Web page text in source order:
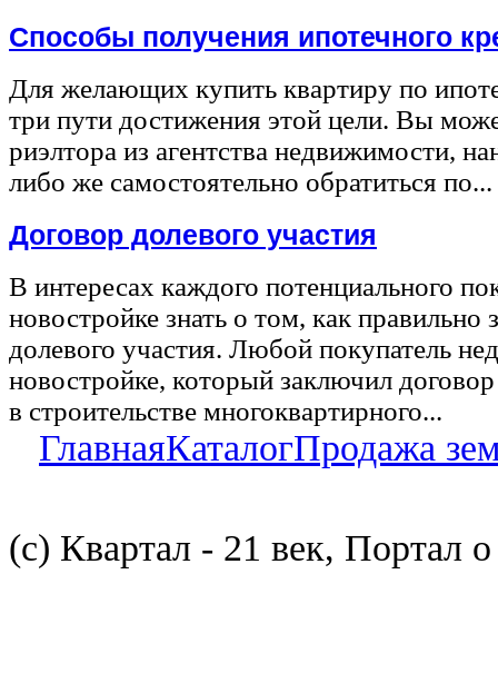
Способы получения ипотечного
Для желающих купить квартиру по
три пути достижения этой цели. Вы
риэлтора из агентства недвижимости,
либо же самостоятельно обратиться по...
Договор долевого участия
В интересах каждого потенциального
новостройке знать о том, как правильно
долевого участия. Любой покупатель
новостройке, который заключил
в строительстве многоквартирного...
ГлавнаяКаталогПродажа
(с) Квартал - 21 век, Портал